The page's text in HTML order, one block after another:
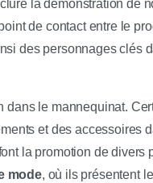
la démonstration de
de contact entre le
des personnages clés
dans le mannequinat.
et des accessoires
la promotion de
mode, où ils présentent